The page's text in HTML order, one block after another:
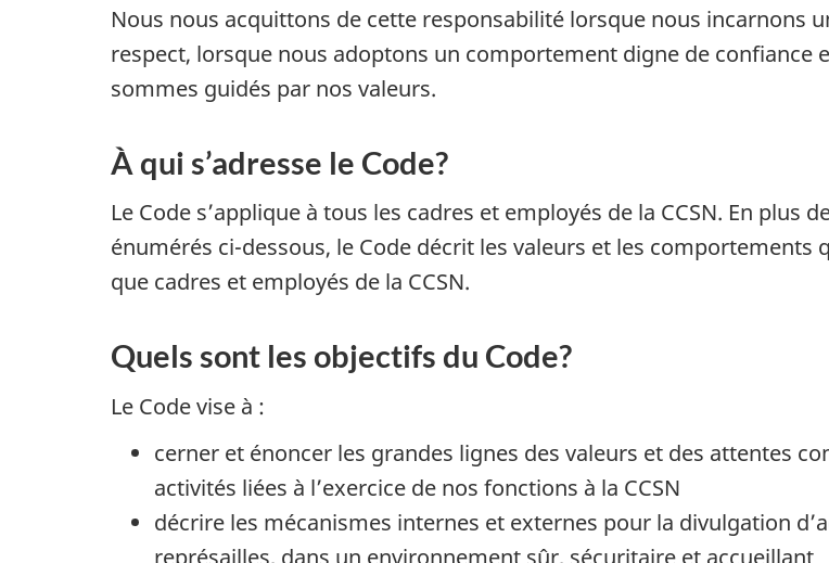
Nous nous acquittons de cette responsabilité lorsque nous incarnons
respect, lorsque nous adoptons un comportement digne de confiance
sommes guidés par nos valeurs.
À qui s’adresse le Code?
Le Code s’applique à tous les cadres et employés de la CCSN. En
énumérés ci-dessous, le Code décrit les valeurs et les
que cadres et employés de la CCSN.
Quels sont les objectifs du Code?
Le Code vise à :
cerner et énoncer les grandes lignes des valeurs et des attentes
activités liées à l’exercice de nos fonctions à la CCSN
décrire les mécanismes internes et externes pour la divulgation